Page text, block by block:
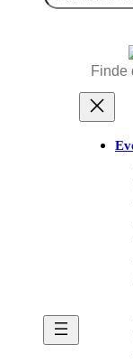
Suchen
Tickets kaufen